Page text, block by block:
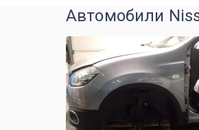
Автомобили